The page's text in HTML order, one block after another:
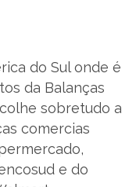
do Sul onde é
da Balanças
sobretudo a
comercias
e do